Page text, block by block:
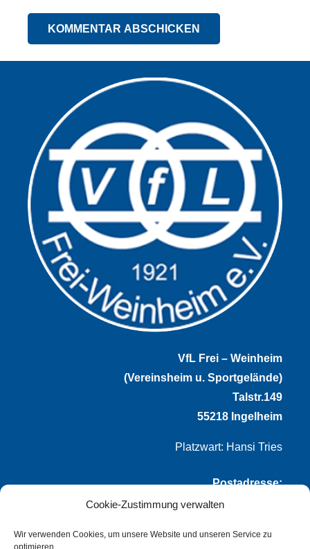
Cookie-Zustimmung verwalten
Wir verwenden Cookies, um unsere Website und unseren Service zu
optimieren.
KOMMENTAR ABSCHICKEN
VfL Frei – Weinheim
(Vereinsheim u. Sportgelände)
Talstr.149
55218 Ingelheim
Platzwart: Hansi Tries
Postadresse:
VfL Frei-Weinheim 1921 e.V.
Thomas Winternheimer